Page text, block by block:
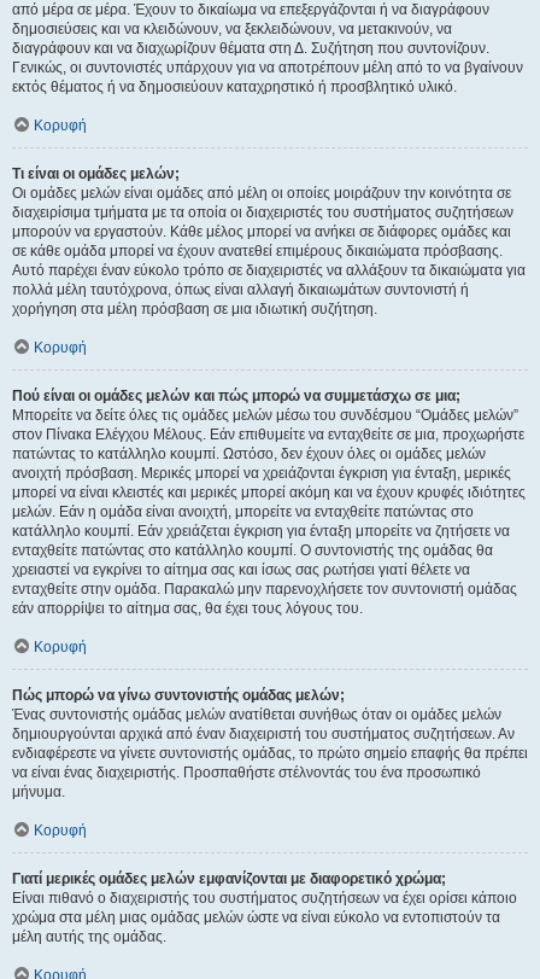
από μέρα σε μέρα. Έχουν το δικαίωμα να επεξεργάζονται ή να διαγράφουν
δημοσιεύσεις και να κλειδώνουν, να ξεκλειδώνουν, να μετακινούν, να
διαγράφουν και να διαχωρίζουν θέματα στη Δ. Συζήτηση που συντονίζουν.
Γενικώς, οι συντονιστές υπάρχουν για να αποτρέπουν μέλη από το να βγαίνουν
εκτός θέματος ή να δημοσιεύουν καταχρηστικό ή προσβλητικό υλικό.
Κορυφή
Τι είναι οι ομάδες μελών;
Οι ομάδες μελών είναι ομάδες από μέλη οι οποίες μοιράζουν την κοινότητα σε
διαχειρίσιμα τμήματα με τα οποία οι διαχειριστές του συστήματος συζητήσεων
μπορούν να εργαστούν. Κάθε μέλος μπορεί να ανήκει σε διάφορες ομάδες και
σε κάθε ομάδα μπορεί να έχουν ανατεθεί επιμέρους δικαιώματα πρόσβασης.
Αυτό παρέχει έναν εύκολο τρόπο σε διαχειριστές να αλλάξουν τα δικαιώματα για
πολλά μέλη ταυτόχρονα, όπως είναι αλλαγή δικαιωμάτων συντονιστή ή
χορήγηση στα μέλη πρόσβαση σε μια ιδιωτική συζήτηση.
Κορυφή
Πού είναι οι ομάδες μελών και πώς μπορώ να συμμετάσχω σε μια;
Μπορείτε να δείτε όλες τις ομάδες μελών μέσω του συνδέσμου “Ομάδες μελών”
στον Πίνακα Ελέγχου Μέλους. Εάν επιθυμείτε να ενταχθείτε σε μια, προχωρήστε
πατώντας το κατάλληλο κουμπί. Ωστόσο, δεν έχουν όλες οι ομάδες μελών
ανοιχτή πρόσβαση. Μερικές μπορεί να χρειάζονται έγκριση για ένταξη, μερικές
μπορεί να είναι κλειστές και μερικές μπορεί ακόμη και να έχουν κρυφές ιδιότητες
μελών. Εάν η ομάδα είναι ανοιχτή, μπορείτε να ενταχθείτε πατώντας στο
κατάλληλο κουμπί. Εάν χρειάζεται έγκριση για ένταξη μπορείτε να ζητήσετε να
ενταχθείτε πατώντας στο κατάλληλο κουμπί. Ο συντονιστής της ομάδας θα
χρειαστεί να εγκρίνει το αίτημα σας και ίσως σας ρωτήσει γιατί θέλετε να
ενταχθείτε στην ομάδα. Παρακαλώ μην παρενοχλήσετε τον συντονιστή ομάδας
εάν απορρίψει το αίτημα σας, θα έχει τους λόγους του.
Κορυφή
Πώς μπορώ να γίνω συντονιστής ομάδας μελών;
Ένας συντονιστής ομάδας μελών ανατίθεται συνήθως όταν οι ομάδες μελών
δημιουργούνται αρχικά από έναν διαχειριστή του συστήματος συζητήσεων. Αν
ενδιαφέρεστε να γίνετε συντονιστής ομάδας, το πρώτο σημείο επαφής θα πρέπει
να είναι ένας διαχειριστής. Προσπαθήστε στέλνοντάς του ένα προσωπικό
μήνυμα.
Κορυφή
Γιατί μερικές ομάδες μελών εμφανίζονται με διαφορετικό χρώμα;
Είναι πιθανό ο διαχειριστής του συστήματος συζητήσεων να έχει ορίσει κάποιο
χρώμα στα μέλη μιας ομάδας μελών ώστε να είναι εύκολο να εντοπιστούν τα
μέλη αυτής της ομάδας.
Κορυφή